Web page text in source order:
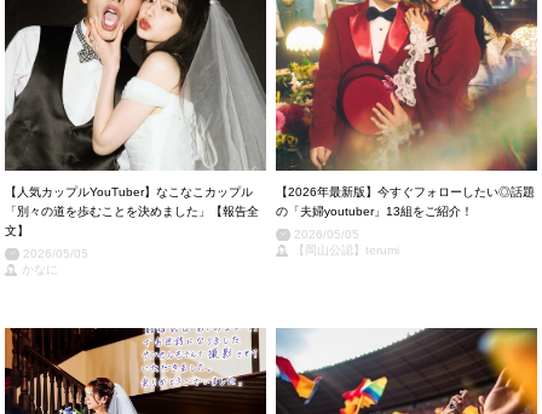
【人気カップルYouTuber】なこなこカップル
「別々の道を歩むことを決めました」【報告全
文】
2026/05/05
かなに
【2026年最新版】今すぐフォローしたい◎話題
の「夫婦youtuber」13組をご紹介！
2026/05/05
【岡山公認】terumi